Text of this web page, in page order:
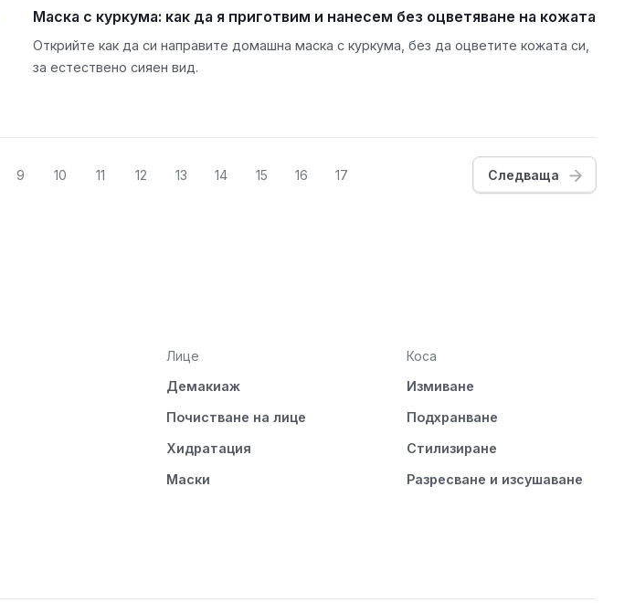
Маска с куркума: как да я приготвим и нанесем без оцветяване на кожата
Открийте как да си направите домашна маска с куркума, без да оцветите кожата си,
за естествено сияен вид.
9 10 11 12 13 14 15 16 17 Следваща
Лице
Демакиаж
Почистване на лице
Хидратация
Маски
Коса
Измиване
Подхранване
Стилизиране
Разресване и изсушаване